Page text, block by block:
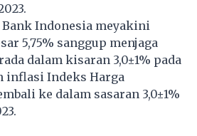
Indonesia meyakini
5,75% sanggup menjaga
dalam kisaran 3,0±1% pada
inflasi Indeks Harga
ke dalam sasaran 3,0±1%